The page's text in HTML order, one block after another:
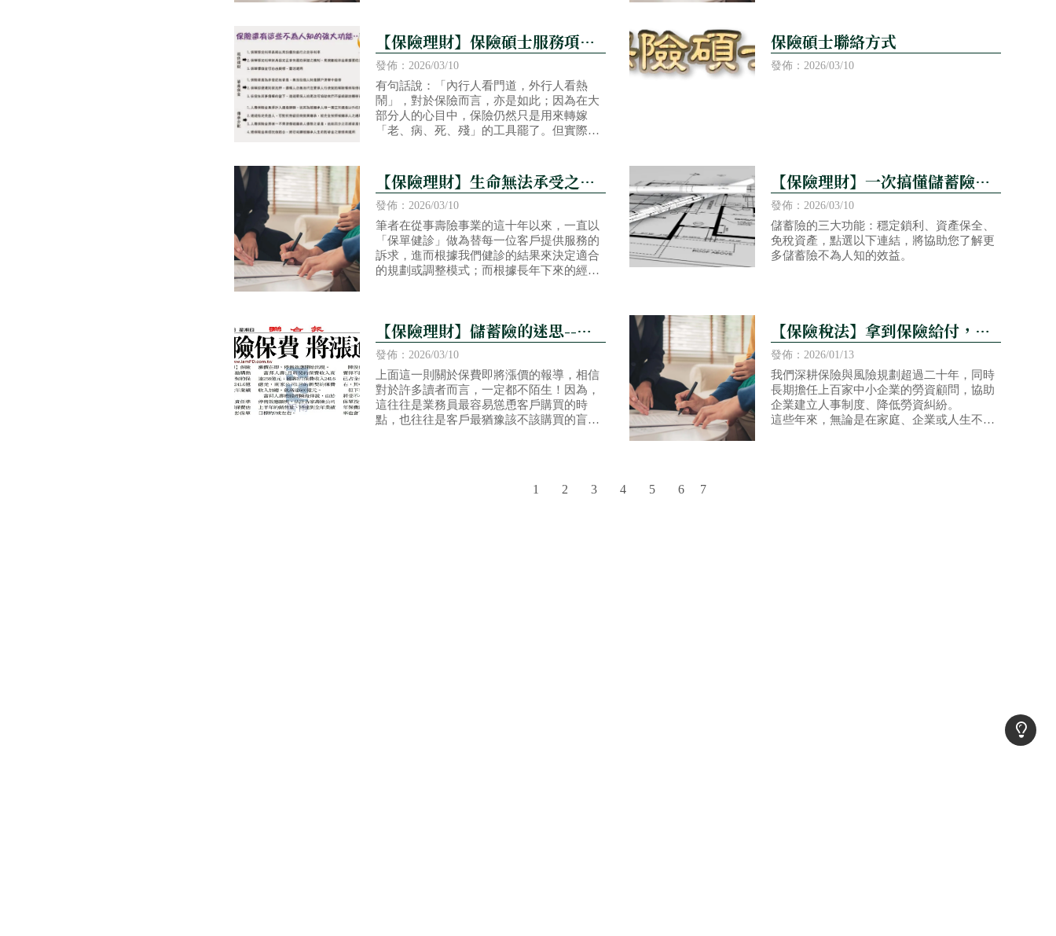
種是「實支實付型醫療險」，一種是「定額
給付型醫療險」。
【保險理財】保險碩士服務項目
說明
發佈：2026/03/10
有句話說：「內行人看門道，外行人看熱
鬧」，對於保險而言，亦是如此；因為在大
部分人的心目中，保險仍然只是用來轉嫁
「老、病、死、殘」的工具罷了。但實際
配三個部份
保險碩士聯絡方式
發佈：2026/03/10
【保險理財】生命無法承受之重-
--失能風險
發佈：2026/03/10
筆者在從事壽險事業的這十年以來，一直以
「保單健診」做為替每一位客戶提供服務的
訴求，進而根據我們健診的結果來決定適合
的規劃或調整模式；而根據長年下來的經
【保險理財】一次搞懂儲蓄險的
三大優勢
發佈：2026/03/10
儲蓄險的三大功能：穩定鎖利、資產保全、
免稅資產，點選以下連結，將協助您了解更
多儲蓄險不為人知的效益。
【保險理財】儲蓄險的迷思--解
惑篇(上)
發佈：2026/03/10
上面這一則關於保費即將漲價的報導，相信
對於許多讀者而言，一定都不陌生！因為，
這往往是業務員最容易慫恿客戶購買的時
點，也往往是客戶最猶豫該不該購買的盲
【保險稅法】拿到保險給付，要
繳交所得稅嗎？什麼情況會產生
所得基本稅額呢？
發佈：2026/01/13
我們深耕保險與風險規劃超過二十年，同時
長期擔任上百家中小企業的勞資顧問，協助
企業建立人事制度、降低勞資糾紛。
這些年來，無論是在家庭、企業或人生不同
1 2 3 4 5 6 7